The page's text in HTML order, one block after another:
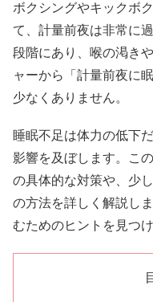
ボクシングやキックボ
て、計量前夜は非常に
段階にあり、喉の渇き
ャーから「計量前夜に
少なくありません。
睡眠不足は体力の低下
影響を及ぼします。こ
の具体的な対策や、少
の方法を詳しく解説し
むためのヒントを見つけ